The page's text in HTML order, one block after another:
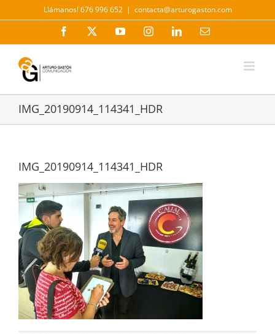
al
Llámanos! 676 996 652 | contacta@arturogaston.com
Facebook YouTubeInstagramLinkedInCorreo
IMG_20190914_114341_HDR
IMG_20190914_114341_HDR